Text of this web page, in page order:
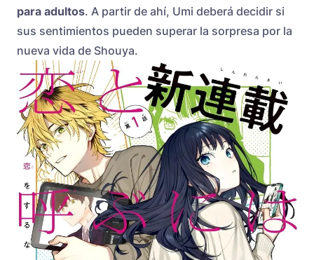
para adultos. A partir de ahí, Umi deberá decidir si
sus sentimientos pueden superar la sorpresa por la
nueva vida de Shouya.